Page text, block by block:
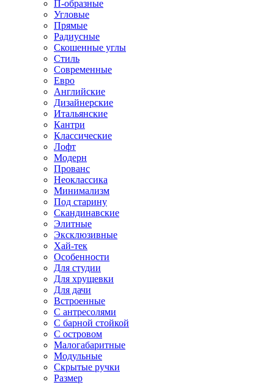
П-образные
Угловые
Прямые
Радиусные
Скошенные углы
Стиль
Современные
Евро
Английские
Дизайнерские
Итальянские
Кантри
Классические
Лофт
Модерн
Прованс
Неоклассика
Минимализм
Под старину
Скандинавские
Элитные
Эксклюзивные
Хай-тек
Особенности
Для студии
Для хрущевки
Для дачи
Встроенные
С антресолями
С барной стойкой
С островом
Малогабаритные
Модульные
Скрытые ручки
Размер